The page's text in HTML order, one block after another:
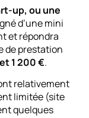
up, ou une
d’une mini
et répondra
de prestation
1 200 €.
relativement
limitée (site
quelques